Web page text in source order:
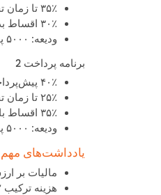
۳۵٪ تا زمان تحویل کلید
۳۰٪ اقساط بدون بهره به مدت ۲۴ ماه
ودیعه: ۵۰۰۰ پوند استرلینگ (پوند انگلیس)
برنامه پرداخت 2
۴۰٪ پیش‌پرداخت
۲۵٪ تا زمان تحویل کلید
۳۵٪ اقساط با بهره به مدت ۶۰ ماه پس از تحویل کلید
ودیعه: ۵۰۰۰ پوند استرلینگ (پوند انگلیس)
یادداشت‌های مهم
مالیات بر ارزش افزوده ۵٪ (۳
هزینه ترکیب ۲ اتاق خواب: ۲۵۰۰ پوند (۳ ماه قبل از تحویل پرداخت می‌شود)